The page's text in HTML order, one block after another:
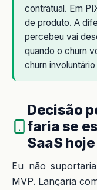
contratual. Em
de produto. A
percebeu vai
quando o churn
churn involuntário
Decisão
faria se
SaaS hoje
Eu não
MVP. Lançaria